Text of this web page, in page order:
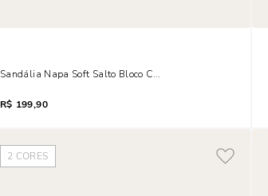
Sandália Napa Soft Salto Bloco Caramelo Tiras Finas
R$ 199,90
2 CORES